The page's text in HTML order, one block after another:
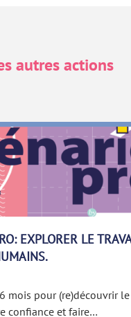
autres actions
EXPLORER LE
mois pour (re)découvrir
confiance et faire…